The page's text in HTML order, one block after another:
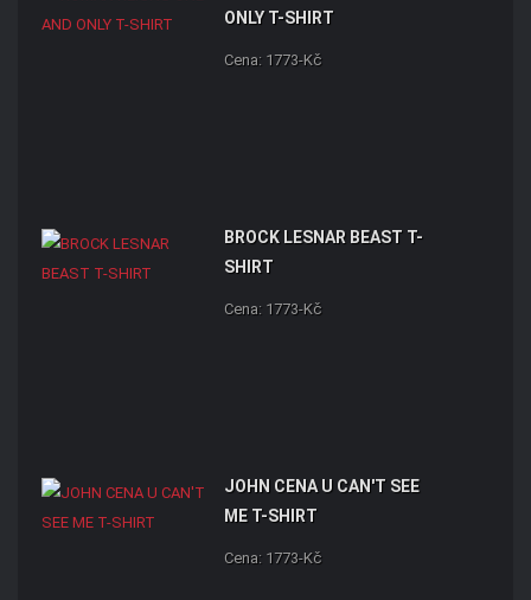
ONLY T-SHIRT
Cena: 1773-Kč
BROCK LESNAR BEAST T-
SHIRT
Cena: 1773-Kč
JOHN CENA U CAN'T SEE
ME T-SHIRT
Cena: 1773-Kč